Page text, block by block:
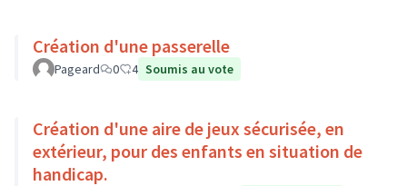
Création d'une passerelle
Pageard 0 4 Soumis au vote
Création d'une aire de jeux sécurisée, en
extérieur, pour des enfants en situation de
handicap.